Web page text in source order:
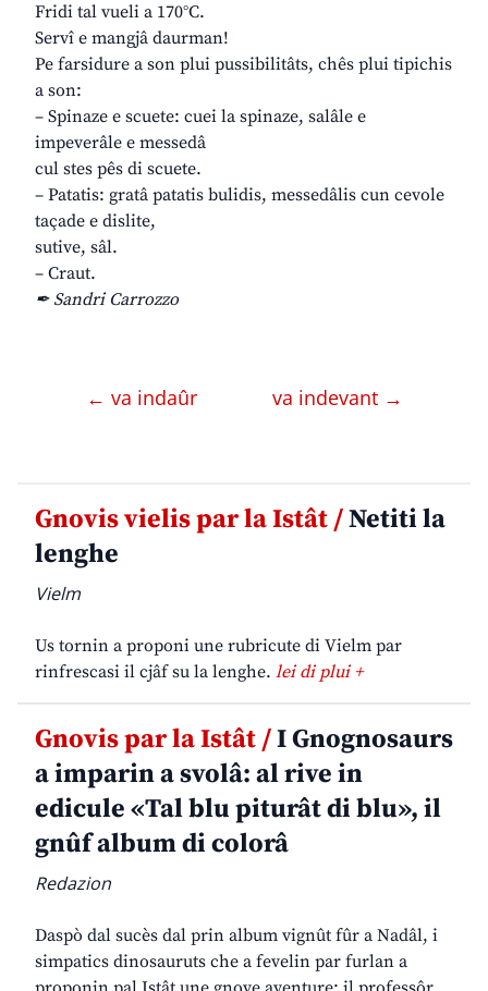
Fridi tal vueli a 170°C.
Servî e mangjâ daurman!
Pe farsidure a son plui pussibilitâts, chês plui tipichis
a son:
– Spinaze e scuete: cuei la spinaze, salâle e
impeverâle e messedâ
cul stes pês di scuete.
– Patatis: gratâ patatis bulidis, messedâlis cun cevole
taçade e dislite,
sutive, sâl.
– Craut.
✒ Sandri Carrozzo
← va indaûr va indevant →
Gnovis vielis par la Istât /Netiti la
lenghe
Vielm
Us tornin a proponi une rubricute di Vielm par
rinfrescasi il cjâf su la lenghe. lei di plui +
Gnovis par la Istât /I Gnognosaurs
a imparin a svolâ: al rive in
edicule «Tal blu piturât di blu», il
gnûf album di colorâ
Redazion
Daspò dal sucès dal prin album vignût fûr a Nadâl, i
simpatics dinosauruts che a fevelin par furlan a